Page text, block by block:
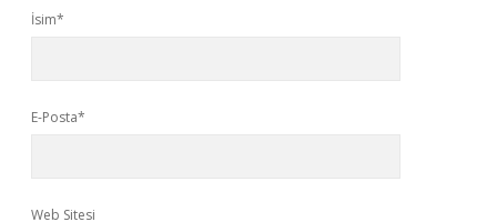
İsim*
E-Posta*
Web Sitesi